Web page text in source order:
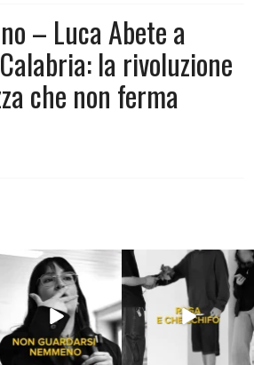
– Luca Abete a
la rivoluzione
che non ferma
Lug 16
53 1
Lug 13
199 10